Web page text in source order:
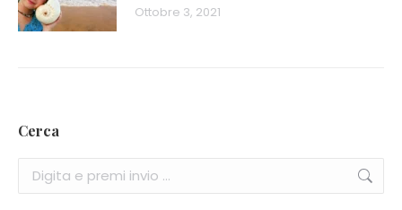
Ottobre 3, 2021
Cerca